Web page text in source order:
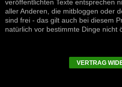
veröffentlichten Texte entsprechen
aller Anderen, die mitbloggen oder
sind frei - das gilt auch bei diesem
natürlich vor bestimmte Dinge nicht
VERTRAG